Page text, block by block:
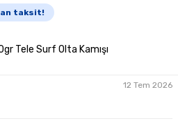
taksit!
Tele Surf Olta Kamışı
12 Tem 2026